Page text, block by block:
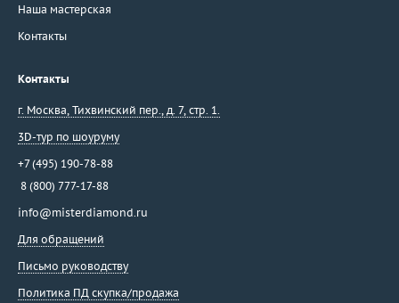
Наша мастерская
Контакты
Контакты
г. Москва, Тихвинский пер., д. 7, стр. 1.
3D-тур по шоуруму
+7 (495) 190-78-88
8 (800) 777-17-88
info@misterdiamond.ru
Для обращений
Письмо руководству
Политика ПД скупка/продажа